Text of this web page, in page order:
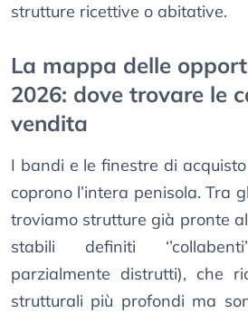
strutture ricettive o abitative.
La mappa delle
2026: dove trovare le
vendita
I bandi e le finestre di
coprono l’intera penisola. Tra
troviamo strutture già pronte
stabili definiti
parzialmente distrutti), che
strutturali più profondi ma